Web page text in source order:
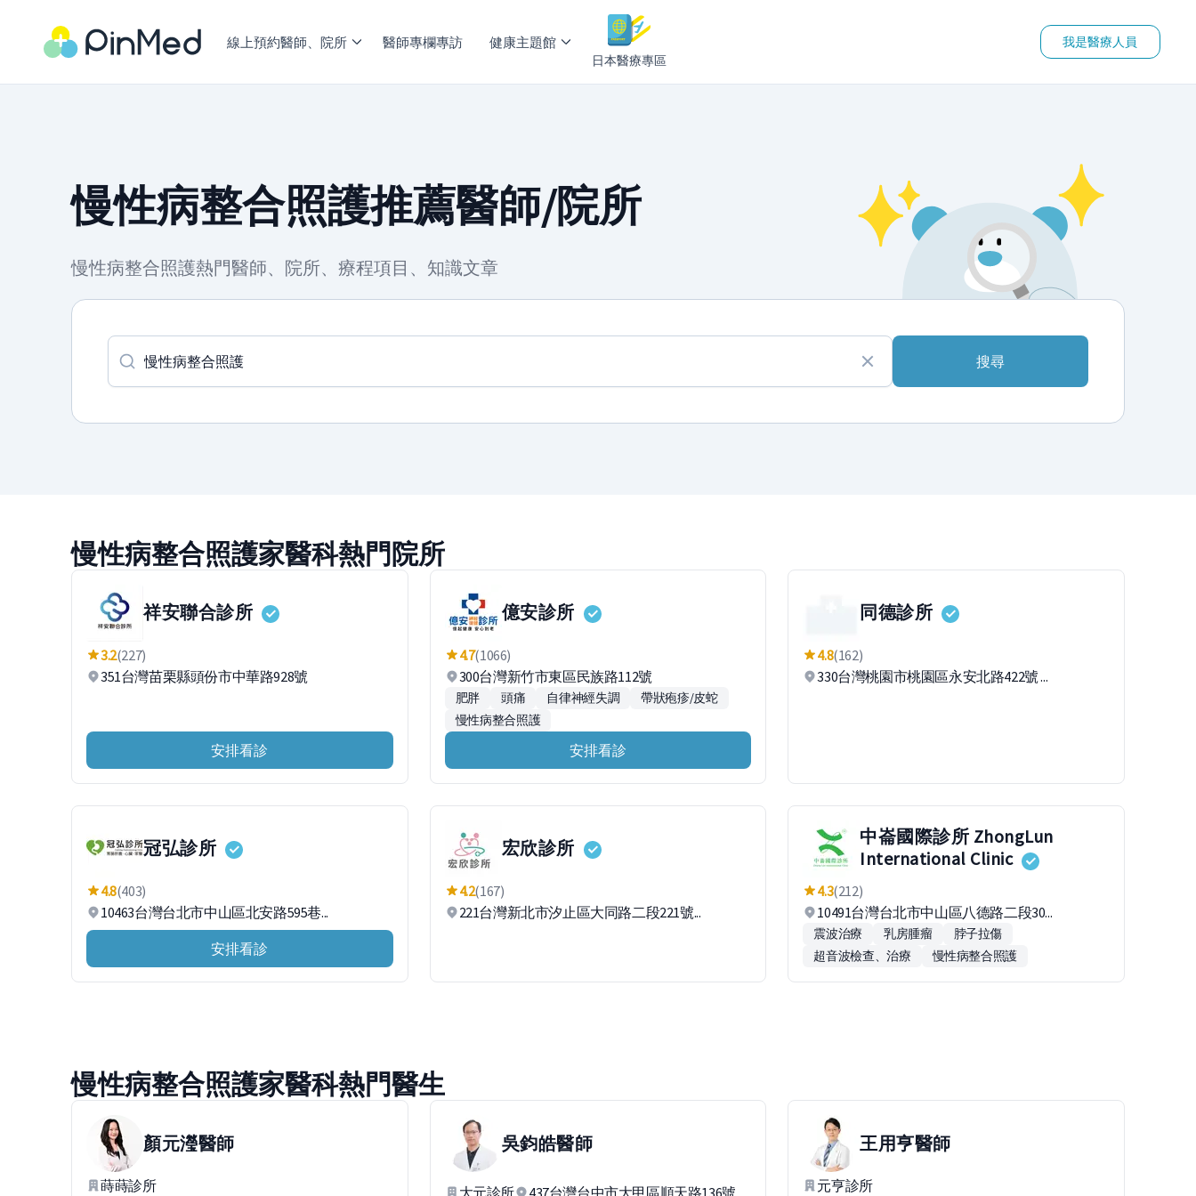
線上預約醫師、院所 醫師專欄專訪 健康主題館
日本醫療專區
我是醫療人員
慢性病整合照護推薦醫師/院所
慢性病整合照護熱門醫師、院所、療程項目、知識文章
搜尋
慢性病整合照護家醫科熱門院所
祥安聯合診所
3.2(227)
351台灣苗栗縣頭份市中華路928號
安排看診
億安診所
4.7(1066)
300台灣新竹市東區民族路112號
肥胖 頭痛 自律神經失調
帶狀疱疹/皮蛇
慢性病整合照護
安排看診
同德診所
4.8(162)
330台灣桃園市桃園區永安北路422號 ...
冠弘診所
4.8(403)
10463台灣台北市中山區北安路595巷...
安排看診
宏欣診所
4.2(167)
221台灣新北市汐止區大同路二段221號...
中崙國際診所 ZhongLun
International Clinic
4.3(212)
10491台灣台北市中山區八德路二段30...
震波治療 乳房腫瘤
脖子拉傷
超音波檢查、治療
慢性病整合照護
慢性病整合照護家醫科熱門醫生
顏元瀅醫師
蒔蒔診所
吳鈞皓醫師
大元診所 437台灣台中市大甲區順天路136號
王用亨醫師
元亨診所